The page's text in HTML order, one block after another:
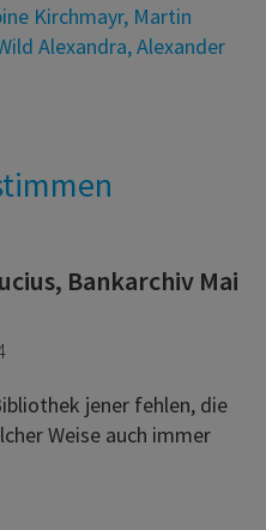
Kirchmayr, Martin
Alexandra,Alexander
Bankarchiv Mai
jener fehlen, die
Weise auch immer